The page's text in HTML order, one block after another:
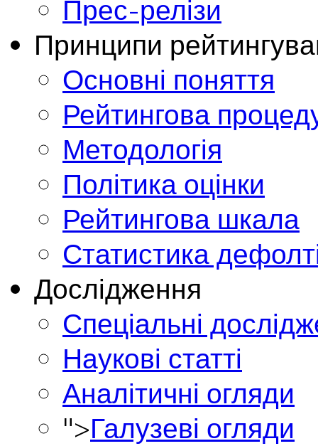
Прес-релізи
Принципи
Основні поняття
Рейтингова
Методологія
Політика оцінки
Рейтингова шкала
Статистика
Дослідження
Спеціальні
Наукові статті
Аналітичні огляди
">Галузеві огляди